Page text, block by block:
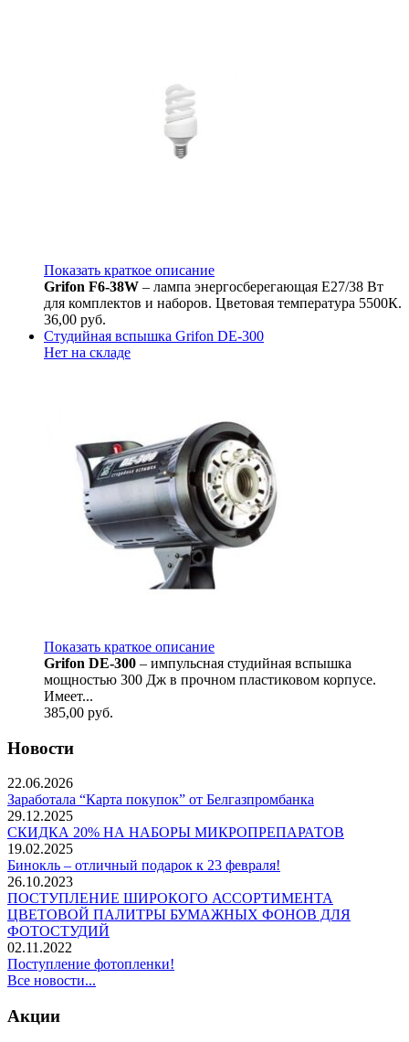
Показать краткое описание
Grifon F6-38W – лампа энергосберегающая Е27/38 Вт
для комплектов и наборов. Цветовая температура 5500К.
36,00 руб.
Студийная вспышка Grifon DE-300
Нет на складе
Показать краткое описание
Grifon DE-300 – импульсная студийная вспышка
мощностью 300 Дж в прочном пластиковом корпусе.
Имеет...
385,00 руб.
Новости
22.06.2026
Заработала “Карта покупок” от Белгазпромбанка
29.12.2025
СКИДКА 20% НА НАБОРЫ МИКРОПРЕПАРАТОВ
19.02.2025
Бинокль – отличный подарок к 23 февраля!
26.10.2023
ПОСТУПЛЕНИЕ ШИРОКОГО АССОРТИМЕНТА
ЦВЕТОВОЙ ПАЛИТРЫ БУМАЖНЫХ ФОНОВ ДЛЯ
ФОТОСТУДИЙ
02.11.2022
Поступление фотопленки!
Все новости...
Акции